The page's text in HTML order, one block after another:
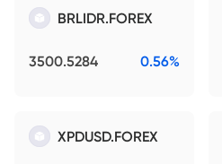
BRLIDR.FOREX
3500.5284 0.56%
XPDUSD.FOREX